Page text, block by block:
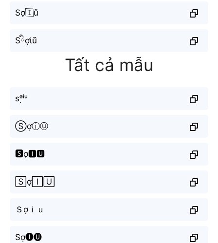
Sợ🇮u͒
Sིợίu᷈
Tất cả mẫu
sᵒ̛̣ⁱᵘ
Ⓢợⓘⓤ
🆂ợ🅸🆄
🅂ợ🄸🅄
Ｓợｉｕ
Sợ🅘🅤